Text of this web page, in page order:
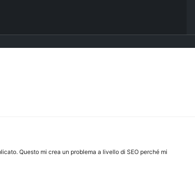
Questo mi crea un problema a livello di SEO perché mi